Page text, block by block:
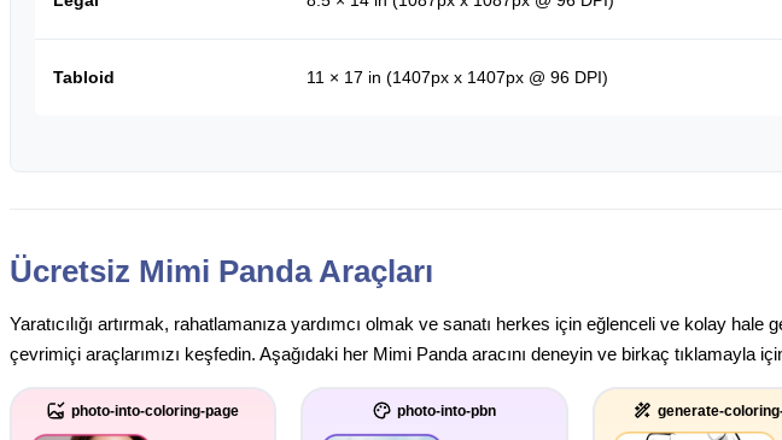
Tabloid 11 × 17 in (1407px x 1407px @ 96 DPI)
Ücretsiz Mimi Panda Araçları
Yaratıcılığı artırmak, rahatlamanıza yardımcı olmak ve sanatı herkes için eğlenceli ve kolay
çevrimiçi araçlarımızı keşfedin. Aşağıdaki her Mimi Panda aracını deneyin ve birkaç tıklamayla
photo-into-coloring-page photo-into-pbn generate-